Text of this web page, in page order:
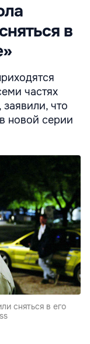
в
частях
что
новой серии
сняться в его